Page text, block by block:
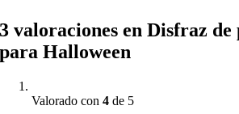
3 valoraciones enDisfraz de
para Halloween
Valorado con4 de 5